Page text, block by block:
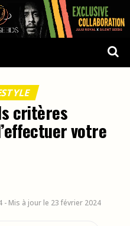
critères
votre
- Mis à jour le 23 février 2024